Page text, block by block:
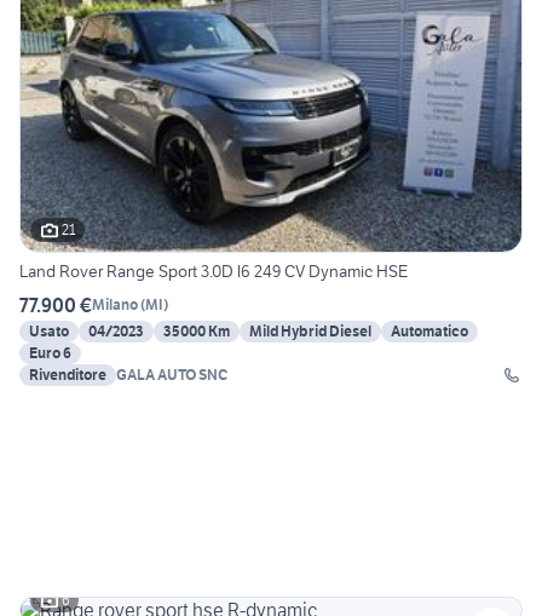
21
Land Rover Range Sport 3.0D l6 249 CV Dynamic HSE
77.900 €Milano(MI)
Usato
04/2023 35000 Km Mild Hybrid Diesel
Automatico
Euro 6
Rivenditore GALA AUTO SNC
6